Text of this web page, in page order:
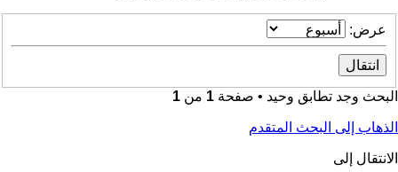
عرض:
البحث وجد تطابق وحيد • صفحة 1 من 1
الذهاب إلى البحث المتقدم
الانتقال إلى